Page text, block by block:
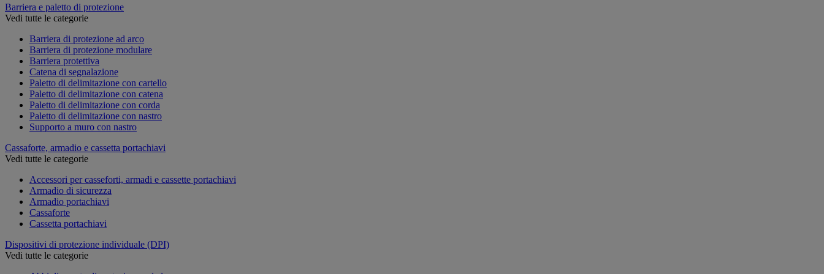
Barriera e paletto di protezione
Vedi tutte le categorie
Barriera di protezione ad arco
Barriera di protezione modulare
Barriera protettiva
Catena di segnalazione
Paletto di delimitazione con cartello
Paletto di delimitazione con catena
Paletto di delimitazione con corda
Paletto di delimitazione con nastro
Supporto a muro con nastro
Cassaforte, armadio e cassetta portachiavi
Vedi tutte le categorie
Accessori per casseforti, armadi e cassette portachiavi
Armadio di sicurezza
Armadio portachiavi
Cassaforte
Cassetta portachiavi
Dispositivi di protezione individuale (DPI)
Vedi tutte le categorie